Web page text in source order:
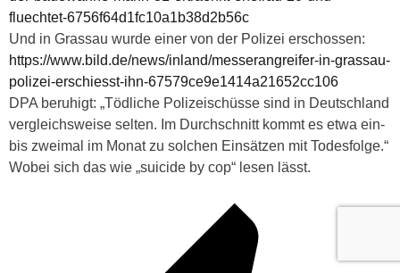
fluechtet-6756f64d1fc10a1b38d2b56c
Und in Grassau wurde einer von der Polizei erschossen:
https://www.bild.de/news/inland/messerangreifer-in-grassau-
polizei-erschiesst-ihn-67579ce9e1414a21652cc106
DPA beruhigt: „Tödliche Polizeischüsse sind in Deutschland
vergleichsweise selten. Im Durchschnitt kommt es etwa ein-
bis zweimal im Monat zu solchen Einsätzen mit Todesfolge.“
Wobei sich das wie „suicide by cop“ lesen lässt.